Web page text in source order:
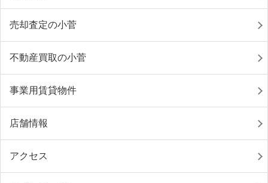
売却査定の小菅
不動産買取の小菅
事業用賃貸物件
店舗情報
アクセス